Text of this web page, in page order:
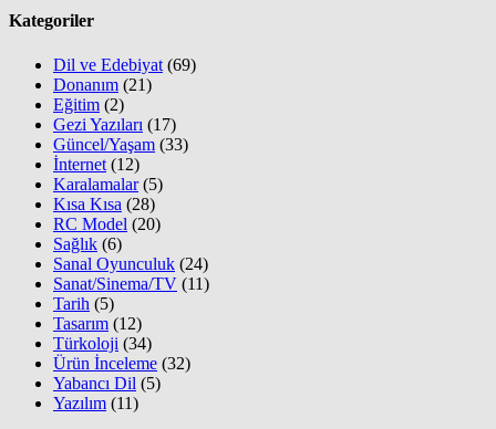
Kategoriler
Dil ve Edebiyat (69)
Donanım (21)
Eğitim (2)
Gezi Yazıları (17)
Güncel/Yaşam (33)
İnternet (12)
Karalamalar(5)
Kısa Kısa (28)
RC Model (20)
Sağlık (6)
Sanal Oyunculuk (24)
Sanat/Sinema/TV (11)
Tarih (5)
Tasarım (12)
Türkoloji (34)
Ürün İnceleme (32)
Yabancı Dil (5)
Yazılım (11)